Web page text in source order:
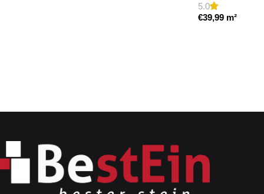
5.0
€39,99 m²